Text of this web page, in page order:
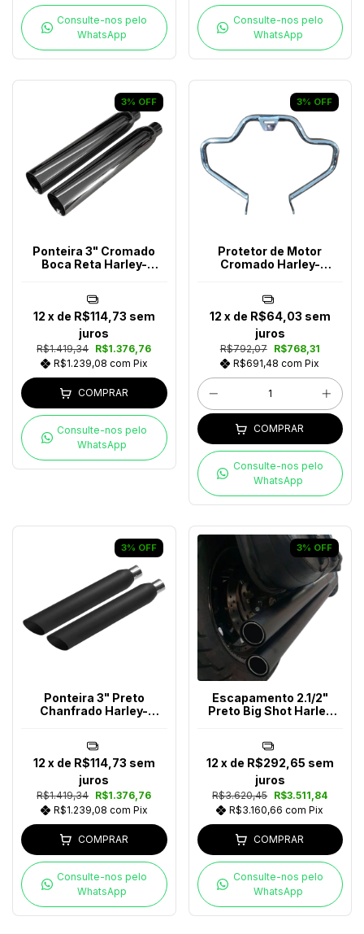
Consulte-nos pelo
WhatsApp
Consulte-nos pelo
WhatsApp
3% OFF
Ponteira 3" Cromado
Boca Reta Harley-
R$1.419,34 R$1.376,76
R$1.239,08 com Pix
12 x de R$114,73 sem
juros
COMPRAR
Consulte-nos pelo
WhatsApp
3% OFF
Protetor de Motor
Cromado Harley-
R$792,07
R$768,31
R$691,48com Pix
12 x de R$64,03 sem
juros
COMPRAR
Consulte-nos pelo
WhatsApp
3% OFF
Ponteira 3" Preto
Chanfrado Harley-
R$1.419,34 R$1.376,76
R$1.239,08 com Pix
12 x de R$114,73 sem
juros
COMPRAR
Consulte-nos pelo
WhatsApp
3% OFF
Escapamento 2.1/2"
Preto Big Shot Harley
R$3.620,45 R$3.511,84
R$3.160,66com Pix
12 x de R$292,65 sem
juros
COMPRAR
Consulte-nos pelo
WhatsApp